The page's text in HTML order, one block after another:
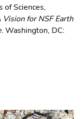
of Sciences,
Vision for NSF Earth
. Washington, DC: